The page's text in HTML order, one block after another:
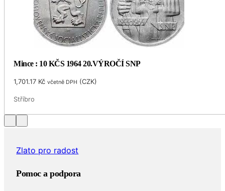
Mince : 10 KČS 1964 20.VÝROČÍ SNP
1,701.17 Kč včetně DPH (CZK)
Stříbro
Zlato pro radost
Pomoc a podpora